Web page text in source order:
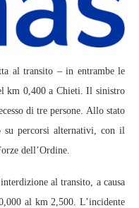
al transito – in entrambe le
km 0,400 a Chieti. Il sinistro
di tre persone. Allo stato
su percorsi alternativi, con il
dell’Ordine.
al transito, a causa
al km 2,500. L’incidente